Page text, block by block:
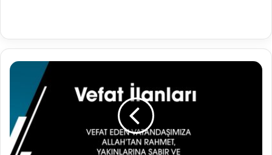
26.01.2022